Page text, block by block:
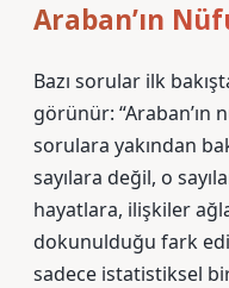
Araban’ın
Bazı sorular ilk
görünür: “Araban’ın
sorulara yakından
sayılara değil, o
hayatlara, ilişkiler
dokunulduğu fark
sadece istatistiksel